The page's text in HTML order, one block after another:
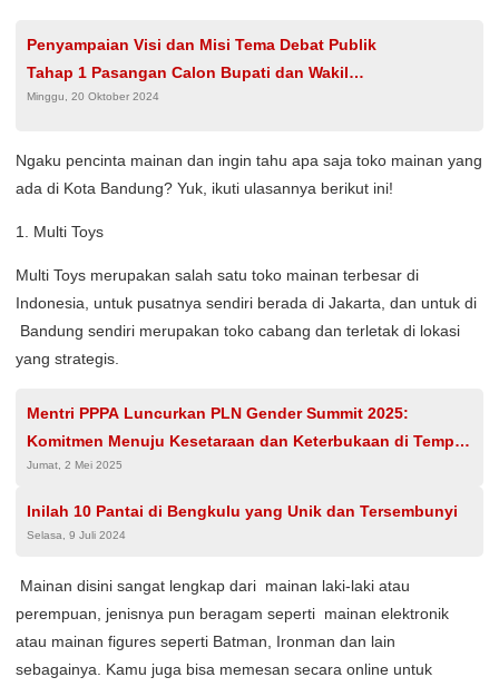
Penyampaian Visi dan Misi Tema Debat Publik
Tahap 1 Pasangan Calon Bupati dan Wakil
Bupati Kabupaten Jombang
Minggu, 20 Oktober 2024
Ngaku pencinta mainan dan ingin tahu apa saja toko mainan yang
ada di Kota Bandung? Yuk, ikuti ulasannya berikut ini!
1. Multi Toys
Multi Toys merupakan salah satu toko mainan terbesar di
Indonesia, untuk pusatnya sendiri berada di Jakarta, dan untuk di
Bandung sendiri merupakan toko cabang dan terletak di lokasi
yang strategis.
Mentri PPPA Luncurkan PLN Gender Summit 2025:
Komitmen Menuju Kesetaraan dan Keterbukaan di Tempat
Kerja
Jumat, 2 Mei 2025
Inilah 10 Pantai di Bengkulu yang Unik dan Tersembunyi
Selasa, 9 Juli 2024
Mainan disini sangat lengkap dari mainan laki-laki atau
perempuan, jenisnya pun beragam seperti mainan elektronik
atau mainan figures seperti Batman, Ironman dan lain
sebagainya. Kamu juga bisa memesan secara online untuk